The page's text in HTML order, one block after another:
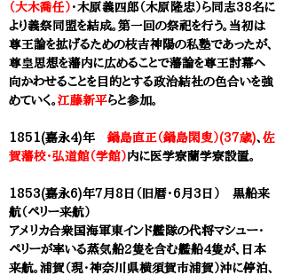
（大木喬任） ・木原義四郎（木原隆忠）ら同志38名に
より義祭同盟を結成。第一回の祭祀を行う。当初は
尊王論を拡げるための枝吉神陽の私塾であったが、
尊皇思想を藩内に広めることで藩論を尊王討幕へ
向かわせることを目的とする政治結社の色合いを強
めていく。 江藤新平らと参加。
1851(嘉永4)年 鍋島直正（鍋島閑叟）(37歳)、 佐
賀藩校・弘道館（学館） 内に医学寮蘭学寮設置。
1853(嘉永6)年7月8日（旧暦・6月3日） 黒船来
航（ペリー来航）
アメリカ合衆国海軍東インド艦隊の代将マシュー・
ペリーが率いる蒸気船2隻を含む艦船4隻が、日本
来航。浦賀（現・神奈川県横須賀市浦賀）沖に停泊、